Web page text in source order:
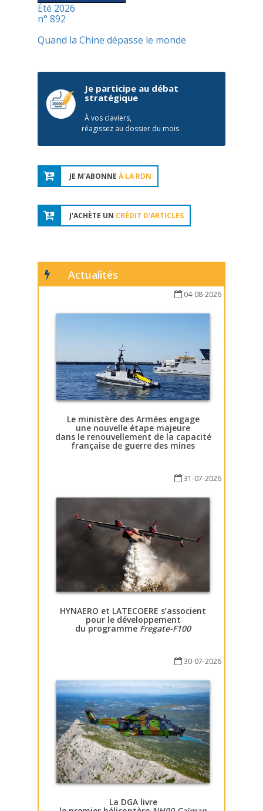
Été 2026
n° 892
Quand la Chine dépasse le monde
Je participe au débat
stratégique
À vos claviers,
réagissez au dossier du mois
JE M'ABONNE À LA RDN
J'ACHÈTE UN CRÉDIT D'ARTICLES
Actualités
04-08-2026
Le ministère des Armées engage
une nouvelle étape majeure
dans le renouvellement de la capacité
française de guerre des mines
31-07-2026
HYNAERO et LATECOERE s’associent
pour le développement
du programme Fregate-F100
30-07-2026
La DGA livre